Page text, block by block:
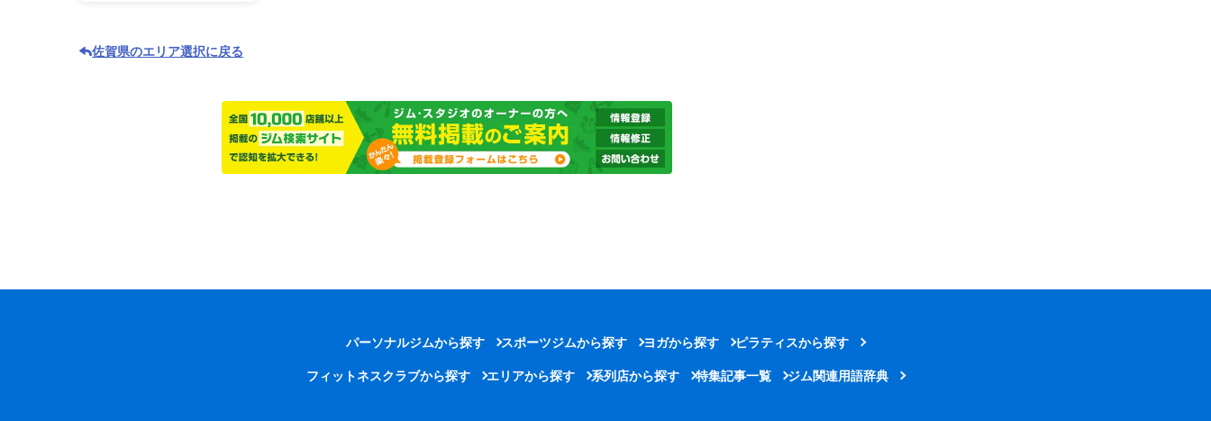
佐賀県のエリア選択に戻る
パーソナルジムから探す スポーツジムから探す ヨガから探す ピラティスから探す
フィットネスクラブから探す エリアから探す 系列店から探す 特集記事一覧 ジム関連用語辞典